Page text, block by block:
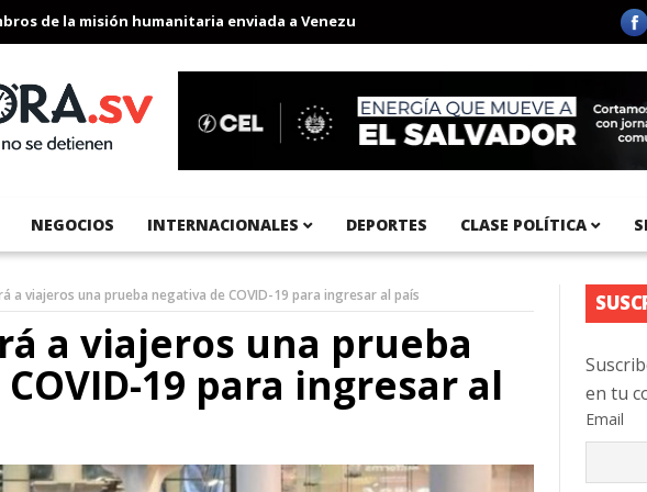
la misión humanitaria enviada a Venezuela Aeropuerto Internacional del
NEGOCIOS INTERNACIONALES DEPORTES CLASE POLÍTICA
a viajeros una prueba negativa de COVID-19 para ingresar al país
a viajeros una prueba
19 para ingresar al
en tu
Email